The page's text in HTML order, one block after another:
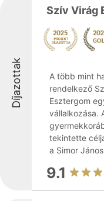
Díjazottak
Szív Virág
A több mint
rendelkező
Esztergom
vállalkozása.
tekintette
a Simor
9.1